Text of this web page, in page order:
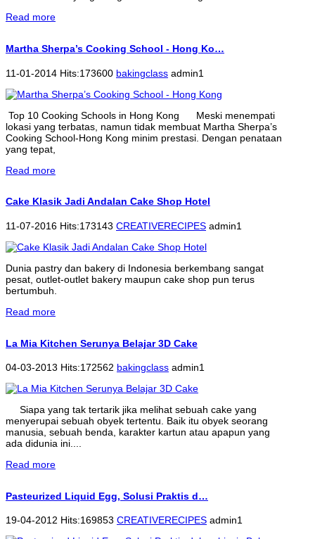
Read more
Martha Sherpa’s Cooking School - Hong Ko…
11-01-2014 Hits:173600 bakingclass admin1
Top 10 Cooking Schools in Hong Kong Meski menempati
lokasi yang terbatas, namun tidak membuat Martha Sherpa’s
Cooking School-Hong Kong minim prestasi. Dengan penataan
yang tepat,
Read more
Cake Klasik Jadi Andalan Cake Shop Hotel
11-07-2016 Hits:173143 CREATIVERECIPES admin1
Dunia pastry dan bakery di Indonesia berkembang sangat
pesat, outlet-outlet bakery maupun cake shop pun terus
bertumbuh.
Read more
La Mia Kitchen Serunya Belajar 3D Cake
04-03-2013 Hits:172562 bakingclass admin1
Siapa yang tak tertarik jika melihat sebuah cake yang
menyerupai sebuah obyek tertentu. Baik itu obyek seorang
manusia, sebuah benda, karakter kartun atau apapun yang
ada didunia ini....
Read more
Pasteurized Liquid Egg, Solusi Praktis d…
19-04-2012 Hits:169853 CREATIVERECIPES admin1